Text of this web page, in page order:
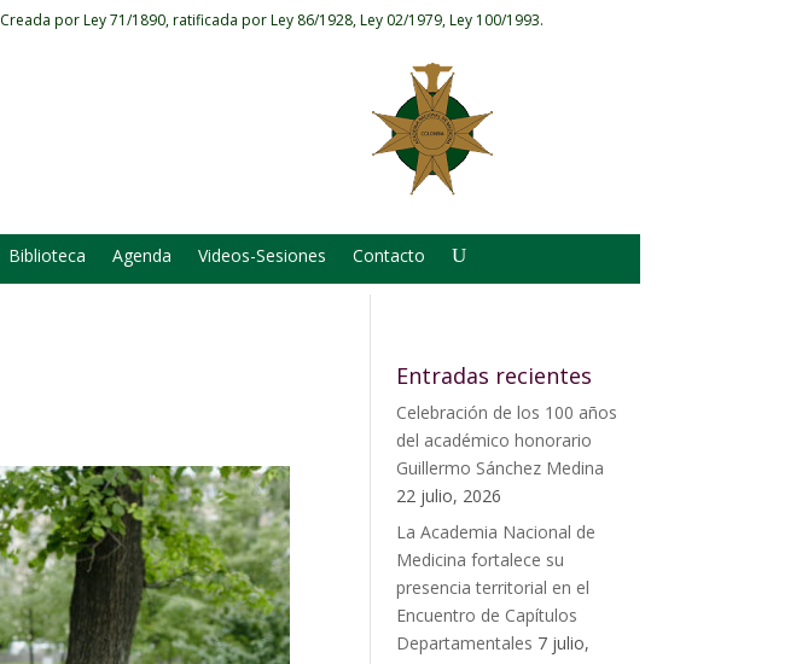
Creada por Ley 71/1890, ratificada por Ley 86/1928, Ley 02/1979, Ley 100/1993.
Biblioteca Agenda Videos-Sesiones Contacto
Entradas recientes
Celebración de los 100 años
del académico honorario
Guillermo Sánchez Medina
22 julio, 2026
La Academia Nacional de
Medicina fortalece su
presencia territorial en el
Encuentro de Capítulos
Departamentales 7 julio,